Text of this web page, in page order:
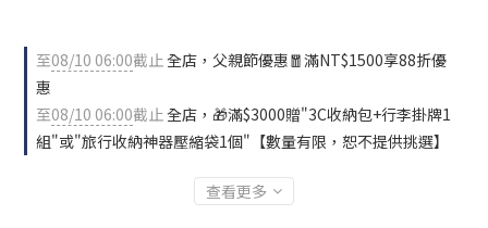
至08/10 06:00截止全店，父親節優惠🧧滿NT$1500享88折優
惠
至08/10 06:00截止全店，🎁滿$3000贈"3C收納包+行李掛牌1
組"或"旅行收納神器壓縮袋1個"【數量有限，恕不提供挑選】
查看更多